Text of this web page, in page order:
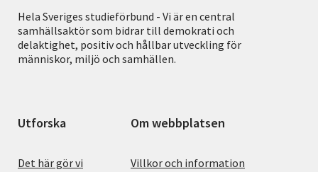
Hela Sveriges studieförbund - Vi är en central
samhällsaktör som bidrar till demokrati och
delaktighet, positiv och hållbar utveckling för
människor, miljö och samhällen.
Utforska
Det här gör vi
Om webbplatsen
Villkor och information